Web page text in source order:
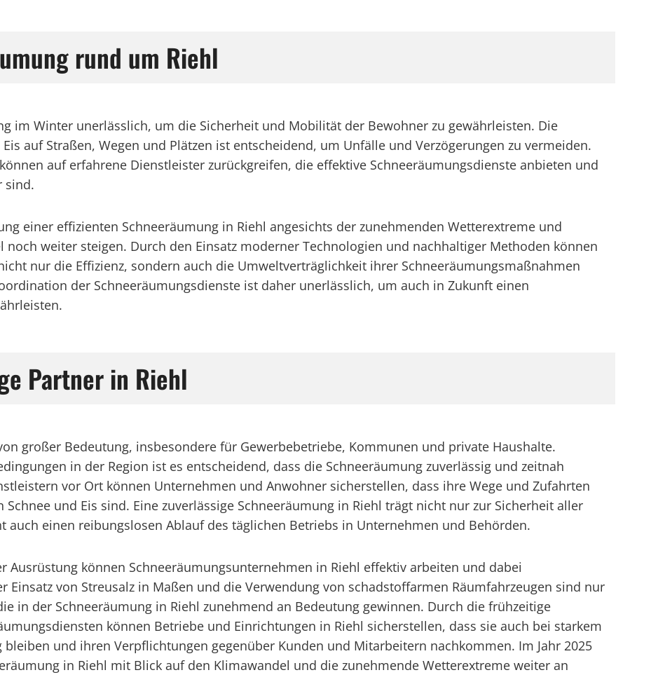
rund um Riehl
im Winter unerlässlich, um die Sicherheit und Mobilität der Bewohner zu gewährleisten. Die
auf Straßen, Wegen und Plätzen ist entscheidend, um Unfälle und Verzögerungen zu vermeiden.
auf erfahrene Dienstleister zurückgreifen, die effektive Schneeräumungsdienste anbieten und
sind.
einer effizienten Schneeräumung in Riehl angesichts der zunehmenden Wetterextreme und
weiter steigen. Durch den Einsatz moderner Technologien und nachhaltiger Methoden können
nur die Effizienz, sondern auch die Umweltverträglichkeit ihrer Schneeräumungsmaßnahmen
der Schneeräumungsdienste ist daher unerlässlich, um auch in Zukunft einen
Partner in Riehl
großer Bedeutung, insbesondere für Gewerbebetriebe, Kommunen und private Haushalte.
in der Region ist es entscheidend, dass die Schneeräumung zuverlässig und zeitnah
vor Ort können Unternehmen und Anwohner sicherstellen, dass ihre Wege und Zufahrten
und Eis sind. Eine zuverlässige Schneeräumung in Riehl trägt nicht nur zur Sicherheit aller
einen reibungslosen Ablauf des täglichen Betriebs in Unternehmen und Behörden.
Ausrüstung können Schneeräumungsunternehmen in Riehl effektiv arbeiten und dabei
von Streusalz in Maßen und die Verwendung von schadstoffarmen Räumfahrzeugen sind nur
in der Schneeräumung in Riehl zunehmend an Bedeutung gewinnen. Durch die frühzeitige
können Betriebe und Einrichtungen in Riehl sicherstellen, dass sie auch bei starkem
und ihren Verpflichtungen gegenüber Kunden und Mitarbeitern nachkommen. Im Jahr 2025
in Riehl mit Blick auf den Klimawandel und die zunehmende Wetterextreme weiter an